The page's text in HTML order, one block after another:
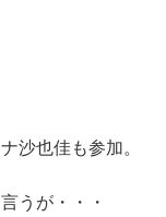
沙也佳も参加。
うが・・・